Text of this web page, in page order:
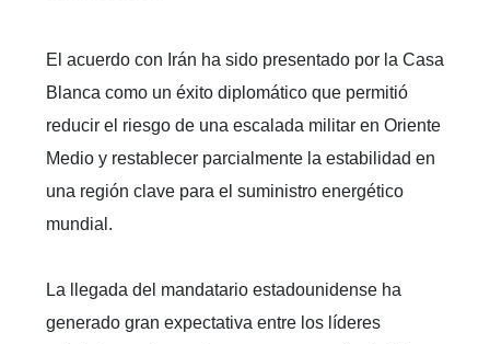
El acuerdo con Irán ha sido presentado por la Casa
Blanca como un éxito diplomático que permitió
reducir el riesgo de una escalada militar en Oriente
Medio y restablecer parcialmente la estabilidad en
una región clave para el suministro energético
mundial.
La llegada del mandatario estadounidense ha
generado gran expectativa entre los líderes